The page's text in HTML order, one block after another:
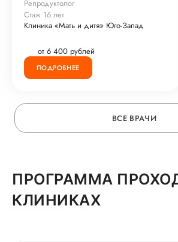
Репродуктолог
Стаж 16 лет
Клиника «Мать и дитя» Юго-Запад
от 6 400 рублей
ПОДРОБНЕЕ
ВСЕ ВРАЧИ
ПРОГРАММА
КЛИНИКАХ